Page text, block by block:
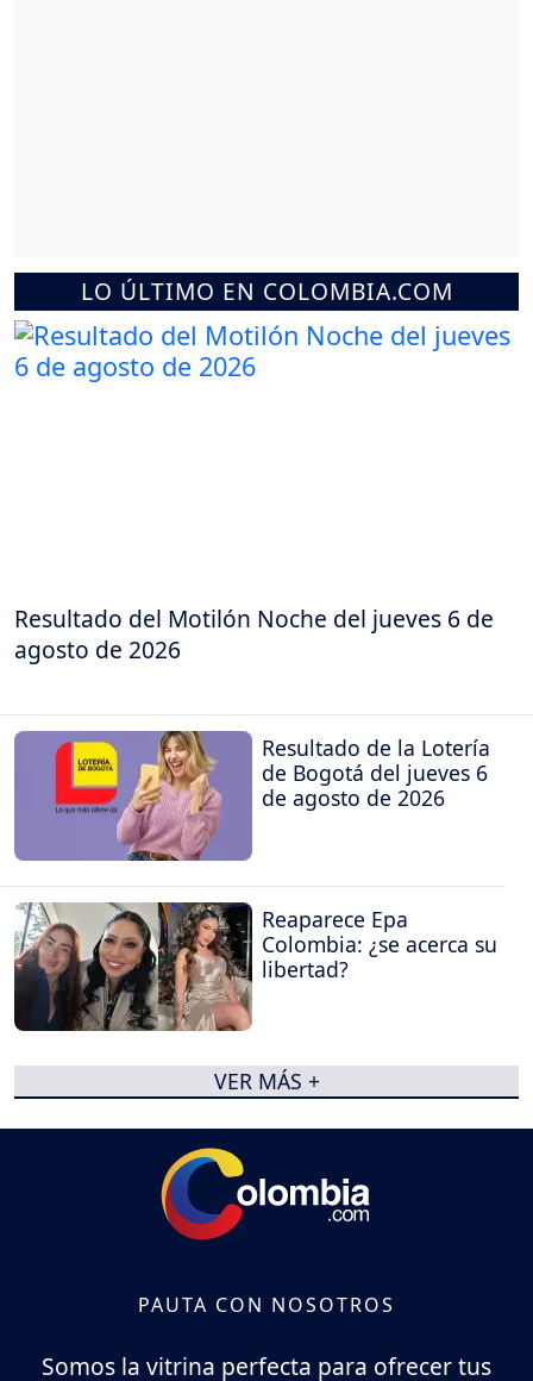
LO ÚLTIMO EN COLOMBIA.COM
Resultado del Motilón Noche del jueves 6 de
agosto de 2026
Resultado de la Lotería
de Bogotá del jueves 6
de agosto de 2026
Reaparece Epa
Colombia: ¿se acerca su
libertad?
VER MÁS +
PAUTA CON NOSOTROS
Somos la vitrina perfecta para ofrecer tus